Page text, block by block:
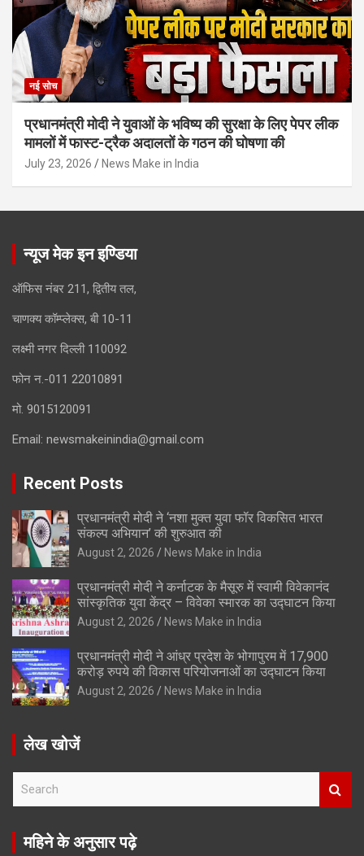
नई सोच
प्रधानमंत्री मोदी ने युवाओं के भविष्य की सुरक्षा के लिए पेपर लीक
मामलों में फास्ट-ट्रैक अदालतों के गठन की घोषणा की
July 23, 2026 News Make in India
न्यूज मेक इन इण्डिया
ऑफिस नंबर 211, द्वितीय तल,
चाणक्य कॉम्प्लेक्स, बी 10-11
लक्ष्मी नगर दिल्ली 110092
फोन न.-011 22010891
मो. 9015120091
Email: newsmakeinindia@gmail.com
Recent Posts
प्रधानमंत्री मोदी ने ‘नशा मुक्त युवा फॉर विकसित भारत
संकल्प अभियान’ की शुरुआत की
August 2, 2026 News Make in India
प्रधानमंत्री मोदी ने कर्नाटक के मैसूरु में स्वामी विवेकानंद
सांस्कृतिक युवा केंद्र – विवेका स्मारक का उद्घाटन किया
August 2, 2026 News Make in India
प्रधानमंत्री मोदी ने आंध्र प्रदेश के भोगापुरम में 17,900
करोड़ रुपये की विकास परियोजनाओं का उद्घाटन किया
August 2, 2026 News Make in India
लेख खोजें
r
महिने के अनुसार पढ़े